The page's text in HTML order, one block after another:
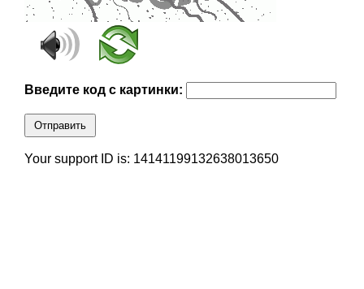
Введите код с картинки:
Отправить
Your support ID is: 14141199132638013650